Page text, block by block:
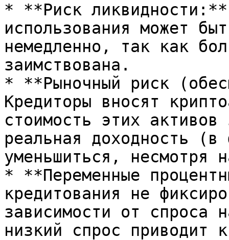
* **Риск
использования может
немедленно, так как
заимствована.
* **Рыночный риск
Кредиторы вносят
стоимость этих
реальная доходность (в
уменьшиться, несмотря
* **Переменные
кредитования не
зависимости от спроса
низкий спрос приводит